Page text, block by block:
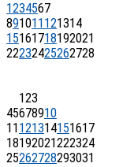
1234567
891011 121314
15161718192021
22232425262728
123
45678910
11 121314151617
18192021222324
25262728293031